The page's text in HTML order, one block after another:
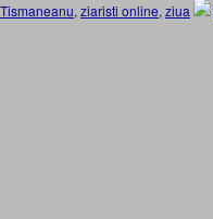
Tismaneanu, ziaristi online, ziua